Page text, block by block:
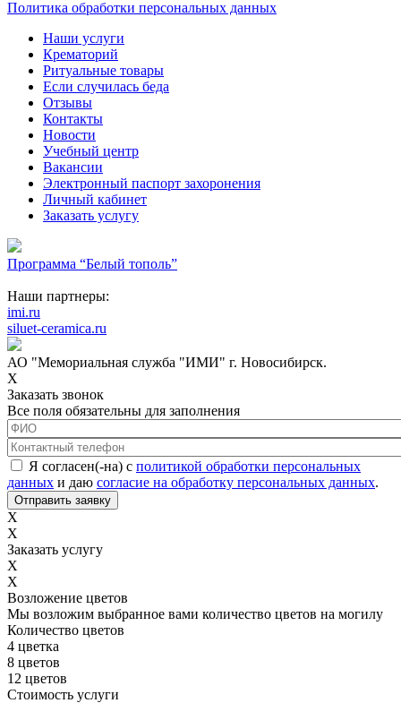
Политика обработки персональных данных
Наши услуги
Крематорий
Ритуальные товары
Если случилась беда
Отзывы
Контакты
Новости
Учебный центр
Вакансии
Электронный паспорт захоронения
Личный кабинет
Заказать услугу
Программа “Белый тополь”
Наши партнеры:
imi.ru
siluet-ceramica.ru
АО "Мемориальная служба "ИМИ" г. Новосибирск.
X
Заказать звонок
Все поля обязательны для заполнения
ФИО
Контактный телефон
Соглашение с обработкой данных*
Я согласен(-на) с политикой обработки персональных
данных и даю согласие на обработку персональных данных.
X
X
Заказать услугу
X
X
Возложение цветов
Мы возложим выбранное вами количество цветов на могилу
Количество цветов
4 цветка
8 цветов
12 цветов
Стоимость услуги